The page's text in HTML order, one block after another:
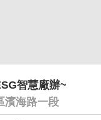
智慧廠辦~
濱海路一段